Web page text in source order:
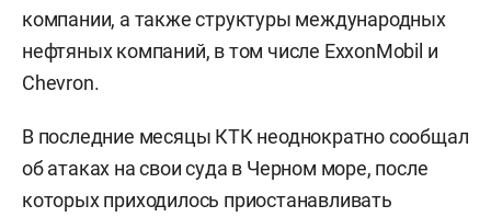
компании, а также структуры международных
нефтяных компаний, в том числе ExxonMobil и
Chevron.
В последние месяцы КТК неоднократно сообщал
об атаках на свои суда в Черном море, после
которых приходилось приостанавливать